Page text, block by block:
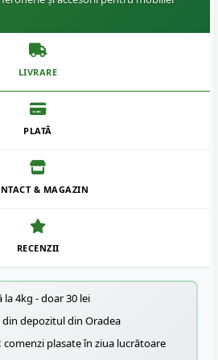
LIVRARE
PLATĂ
& MAGAZIN
RECENZII
la 4kg - doar 30 lei
din depozitul din Oradea
comenzi plasate în ziua lucrătoare